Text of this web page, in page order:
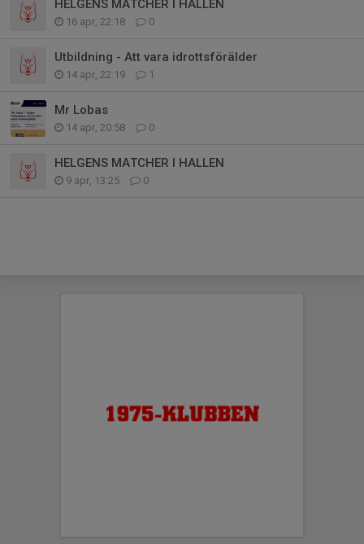
HELGENS MATCHER I HALLEN
16 apr, 22:18 0
Utbildning - Att vara idrottsförälder
14 apr, 22:19 1
Mr Lobas
14 apr, 20:58 0
HELGENS MATCHER I HALLEN
9 apr, 13:25 0